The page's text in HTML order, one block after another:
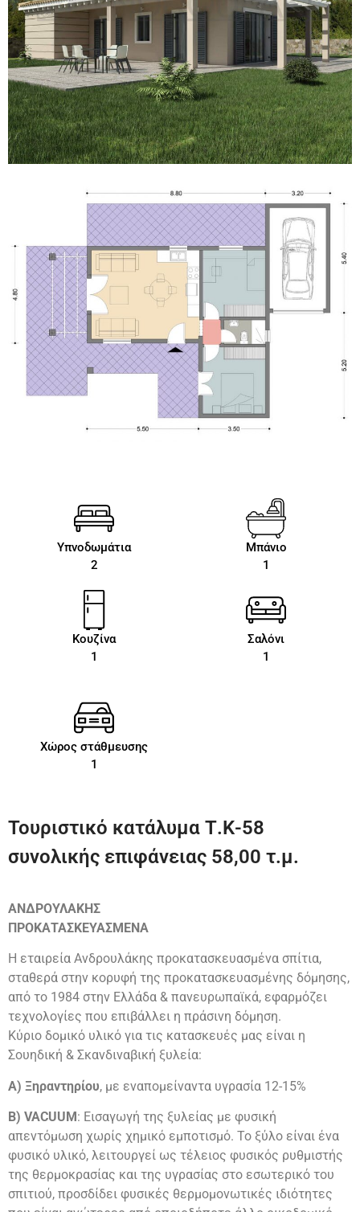
Υπνοδωμάτια
2
Μπάνιο
1
Κουζίνα
1
Σαλόνι
1
Χώρος στάθμευσης
1
Τουριστικό κατάλυμα Τ.Κ-58
συνολικής επιφάνειας 58,00 τ.μ.
ΑΝΔΡΟΥΛΑΚΗΣ
ΠΡΟΚΑΤΑΣΚΕΥΑΣΜΕΝΑ
Η εταιρεία Ανδρουλάκης προκατασκευασμένα σπίτια,
σταθερά στην κορυφή της προκατασκευασμένης δόμησης,
από το 1984 στην Ελλάδα & πανευρωπαϊκά, εφαρμόζει
τεχνολογίες που επιβάλλει η πράσινη δόμηση.
Κύριο δομικό υλικό για τις κατασκευές μας είναι η
Σουηδική & Σκανδιναβική ξυλεία:
Α) Ξηραντηρίου, με εναπομείναντα υγρασία 12-15%
Β) VACUUM: Εισαγωγή της ξυλείας με φυσική
απεντόμωση χωρίς χημικό εμποτισμό. Το ξύλο είναι ένα
φυσικό υλικό, λειτουργεί ως τέλειος φυσικός ρυθμιστής
της θερμοκρασίας και της υγρασίας στο εσωτερικό του
σπιτιού, προσδίδει φυσικές θερμομονωτικές ιδιότητες